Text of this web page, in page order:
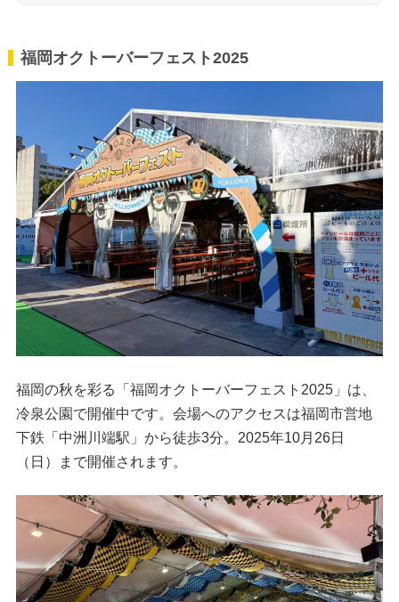
福岡オクトーバーフェスト2025
福岡の秋を彩る「福岡オクトーバーフェスト2025」は、
冷泉公園で開催中です。会場へのアクセスは福岡市営地
下鉄「中洲川端駅」から徒歩3分。2025年10月26日
（日）まで開催されます。